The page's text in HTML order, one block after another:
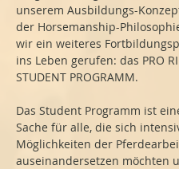
unserem Ausbildungs-
der Horsemanship-
wir ein weiteres
ins Leben gerufen: das PRO
STUDENT PROGRAMM.
Das Student Programm ist
Sache für alle, die sich
Möglichkeiten der
auseinandersetzen möchten